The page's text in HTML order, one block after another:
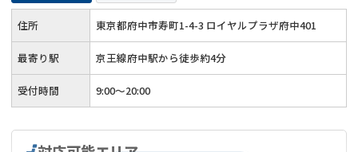
住所 東京都府中市寿町1-4-3 ロイヤルプラザ府中401
最寄り駅 京王線府中駅から徒歩約4分
受付時間 9:00～20:00